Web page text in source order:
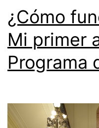
¿Cómo
Mi primer
Programa